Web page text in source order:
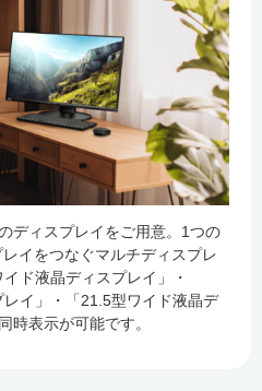
ディスプレイをご用意。1つの
イをつなぐマルチディスプレ
ド液晶ディスプレイ」・
レイ」・「21.5型ワイド液晶デ
時表示が可能です。